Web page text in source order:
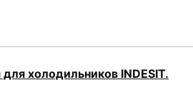
холодильников INDESIT.